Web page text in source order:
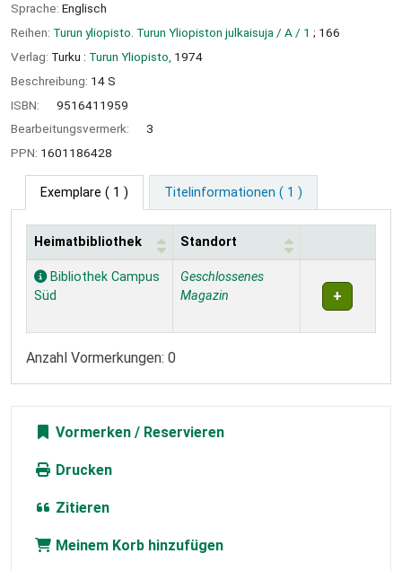
Sprache: Englisch
Reihen: Turun yliopisto. Turun Yliopiston julkaisuja / A / 1 ; 166
Verlag: Turku : Turun Yliopisto, 1974
Beschreibung: 14 S
ISBN:
9516411959
Bearbeitungsvermerk:
3
PPN: 1601186428
Exemplare ( 1 ) Titelinformationen ( 1 )
Exemplare
Heimatbibliothek Standort
Bibliothek Campus
Süd
Geschlossenes
Magazin
Anzahl Vormerkungen: 0
Vormerken
Drucken
Zitieren
Meinem Korb hinzufügen